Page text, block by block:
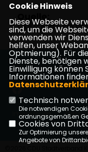
Quelle:
CDU-
Die Website der CDU
Impressum
Cookie Hinweis
Diese Webseite
sind, um die
verwenden wir
helfen, unser
Optmierung). Für
Dienste, benötigen
Einwilligung
Informationen
Technisch
Die notwendigen
ordnungsgemäßen
Cookies von
Zur Optimierung
Angebote von